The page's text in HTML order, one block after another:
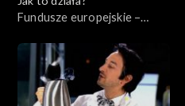
Fundusze europejskie –